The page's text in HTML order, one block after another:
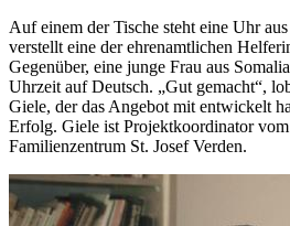
Auf einem der Tische steht eine Uhr
verstellt eine der ehrenamtlichen
Gegenüber, eine junge Frau aus
Uhrzeit auf Deutsch. „Gut gemacht“,
Giele, der das Angebot mit entwickelt
Erfolg. Giele ist Projektkoordinator
Familienzentrum St. Josef Verden.